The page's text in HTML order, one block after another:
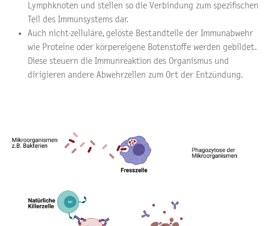
Lymphknoten und stellen so die Verbindung zum spezifischen
Teil des Immunsystems dar.
Auch nicht-zelluläre, gelöste Bestandteile der Immunabwehr
wie Proteine oder körpereigene Botenstoffe werden gebildet.
Diese steuern die Immunreaktion des Organismus und
dirigieren andere Abwehrzellen zum Ort der Entzündung.